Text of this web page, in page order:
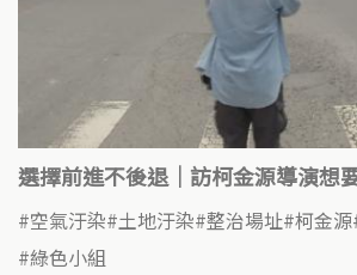
選擇前進不後退｜訪柯金源導演想
空氣汙染 土地汙染 整治場址 柯金源
綠色小組